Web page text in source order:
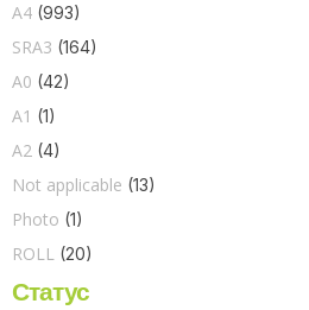
A4 (993)
SRA3 (164)
A0 (42)
A1 (1)
A2 (4)
Not applicable (13)
Photo (1)
ROLL (20)
Статус